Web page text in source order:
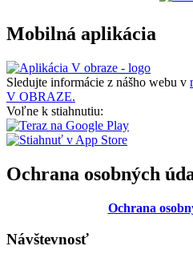
Mobilná aplikácia
Sledujte informácie z nášho webu v
V OBRAZE.
Voľne k stiahnutiu:
Ochrana osobných
Ochrana
Návštevnosť